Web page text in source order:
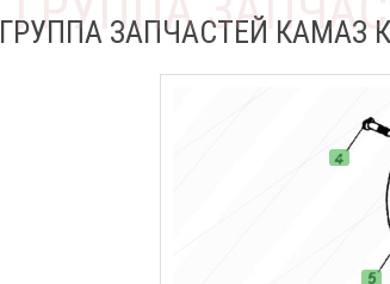
ГРУППА ЗАПЧАСТЕЙ КАМАЗ